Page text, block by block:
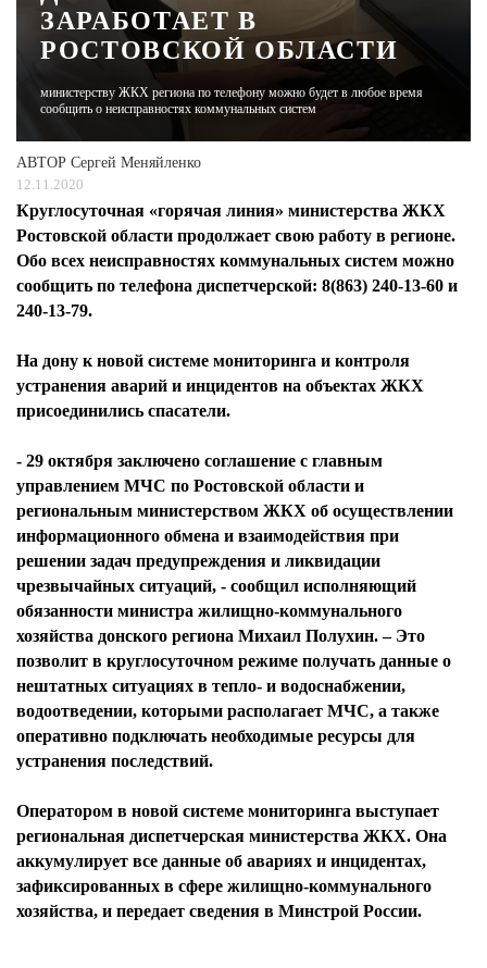
ЖУРНАЛ
ЗАРАБОТАЕТ В
РОСТОВСКОЙ ОБЛАСТИ
министерству ЖКХ региона по телефону можно будет в любое время
сообщить о неисправностях коммунальных систем
АВТОР Сергей Меняйленко
12.11.2020
Круглосуточная «горячая линия» министерства ЖКХ
Ростовской области продолжает свою работу в регионе.
Обо всех неисправностях коммунальных систем можно
сообщить по телефона диспетчерской: 8(863) 240-13-60 и
240-13-79.
На дону к новой системе мониторинга и контроля
устранения аварий и инцидентов на объектах ЖКХ
присоединились спасатели.
- 29 октября заключено соглашение с главным
управлением МЧС по Ростовской области и
региональным министерством ЖКХ об осуществлении
информационного обмена и взаимодействия при
решении задач предупреждения и ликвидации
чрезвычайных ситуаций, - сообщил исполняющий
обязанности министра жилищно-коммунального
хозяйства донского региона Михаил Полухин. – Это
позволит в круглосуточном режиме получать данные о
нештатных ситуациях в тепло- и водоснабжении,
водоотведении, которыми располагает МЧС, а также
оперативно подключать необходимые ресурсы для
устранения последствий.
Оператором в новой системе мониторинга выступает
региональная диспетчерская министерства ЖКХ. Она
аккумулирует все данные об авариях и инцидентах,
зафиксированных в сфере жилищно-коммунального
хозяйства, и передает сведения в Минстрой России.